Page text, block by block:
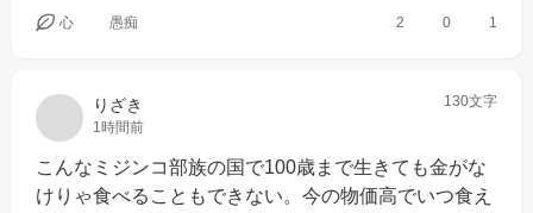
心 愚痴 2 0 1
りざき
1時間前
130文字
こんなミジンコ部族の国で100歳まで生きても金がな
けりゃ食べることもできない。今の物価高でいつ食え